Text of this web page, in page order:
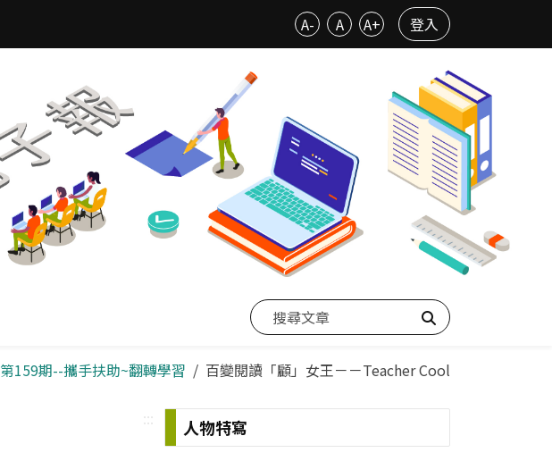
A- A A+ 登入
搜尋
第159期--攜手扶助~翻轉學習 百變閱讀「顧」女王－－Teacher Cool
::: 人物特寫